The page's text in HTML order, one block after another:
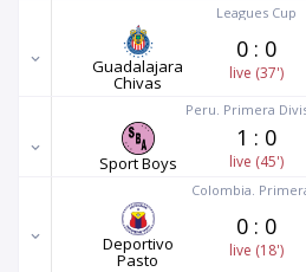
Leagues Cup
Guadalajara
Chivas
0 : 0
live (37')
Peru. Primera
Sport Boys
1 : 0
live (45')
Colombia.
Deportivo
Pasto
0 : 0
live (18')